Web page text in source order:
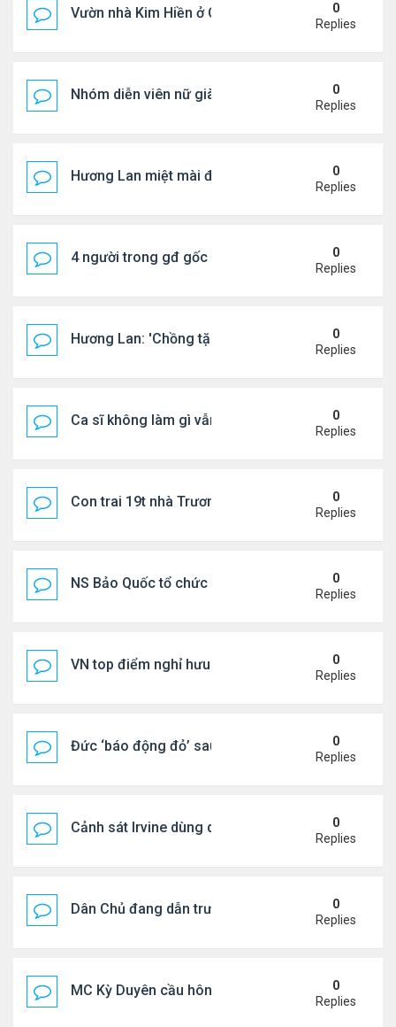
Vườn nhà Kim Hiền ở California
0
Replies
Nhóm diễn viên nữ giàu nhất thế giới
0
Replies
Hương Lan miệt mài đi hát ở tuổi 70
0
Replies
4 người trong gđ gốc Việt thiệt mạng vì tai nạn xe
0
Replies
Hương Lan: 'Chồng tặng tôi khu vườn tình yêu'
0
Replies
Ca sĩ không làm gì vẫn kiếm được 400 triệu đồng/
0
Replies
Con trai 19t nhà Trương Bá Chi - Tạ Đình Phong
0
Replies
NS Bảo Quốc tổ chức sn cho bà xã
0
Replies
VN top điểm nghỉ hưu lý tưởng cho người Mỹ
0
Replies
Đức ‘báo động đỏ’ sau vụ phát hiện UAV mang
0
Replies
Cảnh sát Irvine dùng drone bắt kẻ trộm trong
0
Replies
Dân Chủ đang dẫn trước Cộng Hòa trong các
0
Replies
MC Kỳ Duyên cầu hôn lại chồng cũ
0
Replies